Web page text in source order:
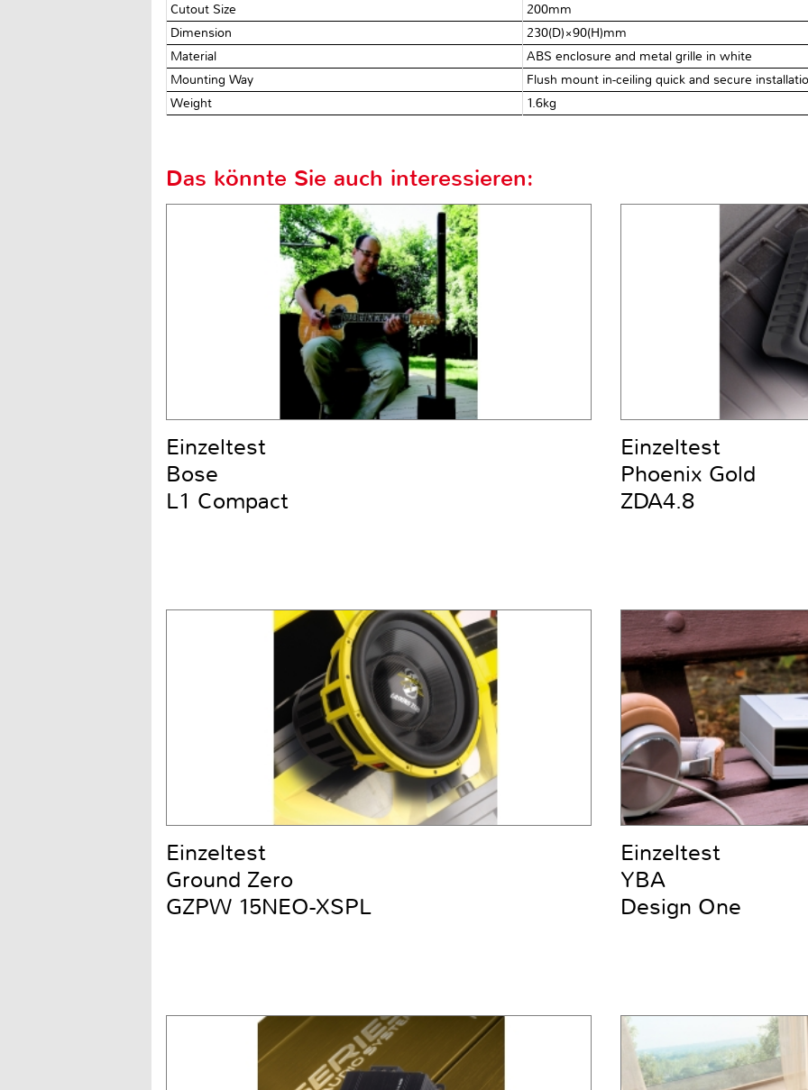
Cutout Size
200mm
Dimension
230(D)×90(H)mm
Material
ABS enclosure and metal grille in white
Mounting Way
Flush mount in-ceiling quick and secure
Weight
1.6kg
Das könnte Sie auch interessieren:
Einzeltest
Bose
L1 Compact
Einzeltest
Phoenix Gold
ZDA4.8
Einzeltest
Ground Zero
GZPW 15NEO-XSPL
Einzeltest
YBA
Design One